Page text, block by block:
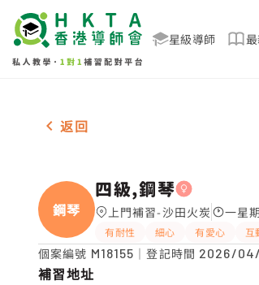
星級導師
女-1名 四級,鋼琴，沙田火炭 補習推
返回
鋼琴
四級,鋼琴
上門補習-沙田火炭 一星
有耐性 細心 有愛心 互
個案編號 M18155 ｜登記時間 2026/
補習地址